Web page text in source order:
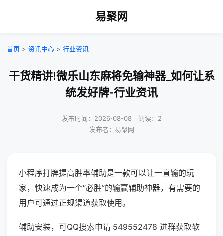
易聚网
首页 > 资讯中心 > 行业资讯
干货精讲!微乐山东麻将免输神器_如何让系
统发好牌-行业资讯
发布时间：2026-08-08｜阅读：2
发布者：易聚网
小程序打牌提高胜率辅助是一款可以让一直输的玩
家，快速成为一个“必胜”的输赢辅助神器，有需要的
用户可通过正规渠道获取使用。
辅助安装，可QQ搜索申请 549552478 进群获取软